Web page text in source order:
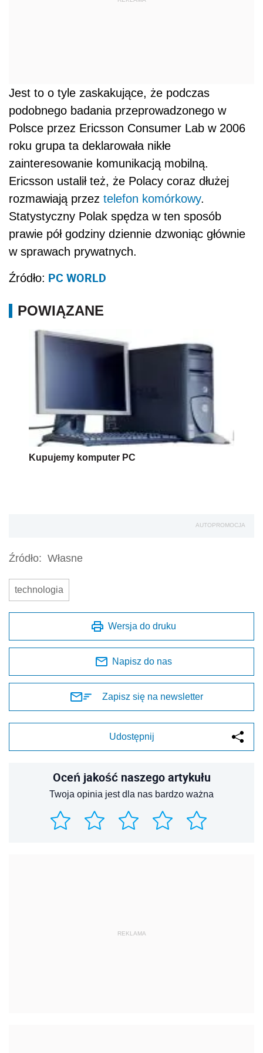
Jest to o tyle zaskakujące, że podczas
podobnego badania przeprowadzonego w
Polsce przez Ericsson Consumer Lab w 2006
roku grupa ta deklarowała nikłe
zainteresowanie komunikacją mobilną.
Ericsson ustalił też, że Polacy coraz dłużej
rozmawiają przez telefon komórkowy.
Statystyczny Polak spędza w ten sposób
prawie pół godziny dziennie dzwoniąc głównie
w sprawach prywatnych.
Źródło: PC WORLD
POWIĄZANE
Kupujemy komputer PC
AUTOPROMOCJA
Źródło: Własne
technologia
Wersja do druku
Napisz do nas
Zapisz się na newsletter
Udostępnij
Oceń jakość naszego artykułu
Twoja opinia jest dla nas bardzo ważna
REKLAMA